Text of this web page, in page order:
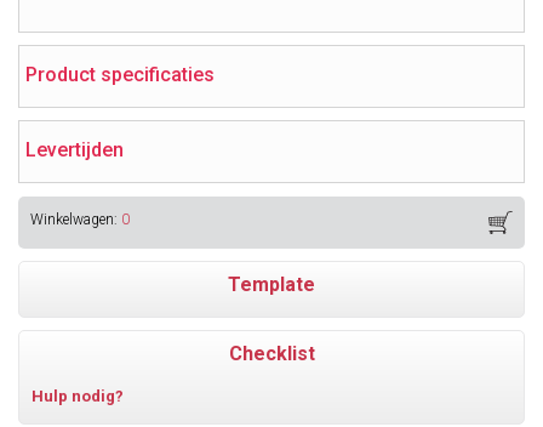
Product specificaties
Levertijden
Winkelwagen: 0
Template
Checklist
Hulp nodig?